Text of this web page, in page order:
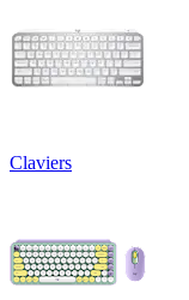
Claviers